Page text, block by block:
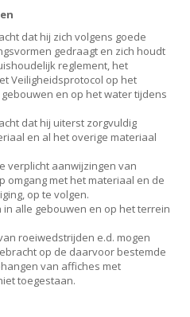
dat hij zich volgens goede
gedraagt en zich houdt
reglement, het
Veiligheidsprotocol op het
en op het water tijdens
dat hij uiterst zorgvuldig
en al het overige materiaal
verplicht aanwijzingen van
omgang met het materiaal en de
op te volgen.
alle gebouwen en op het terrein
roeiwedstrijden e.d. mogen
op de daarvoor bestemde
van affiches met
toegestaan.